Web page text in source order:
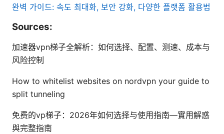
완벽 가이드: 속도 최대화, 보안 강화, 다양한 플랫폼 활용법
Sources:
加速器vpn梯子全解析：如何选择、配置、测速、成本与
风险控制
How to whitelist websites on nordvpn your guide to
split tunneling
免费的vp梯子：2026年如何选择与使用指南—實用解惑
與完整指南